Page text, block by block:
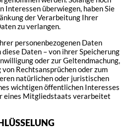
Interessen überwiegen, haben Sie
der Verarbeitung Ihrer
zu verlangen.
personenbezogenen Daten
Daten – von ihrer Speicherung
oder zur Geltendmachung,
Rechtsansprüchen oder zum
natürlichen oder juristischen
wichtigen öffentlichen Interesses
eines Mitgliedstaats verarbeitet